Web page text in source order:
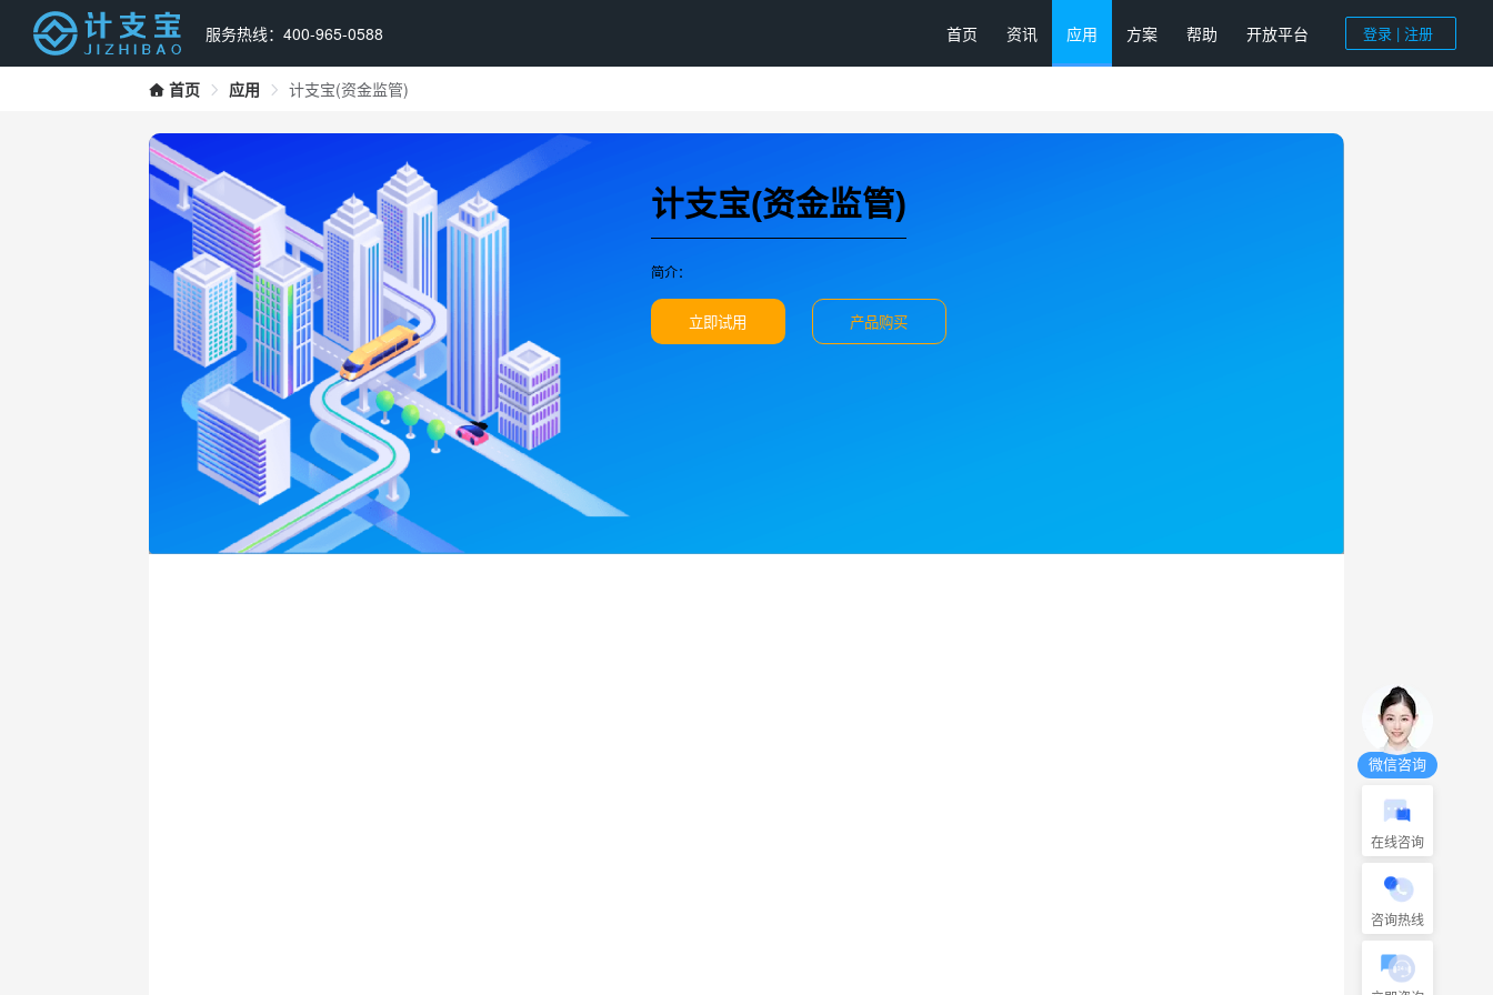
服务热线：400-965-0588 首页 资讯 应用 方案 帮助 开放平台 登录 | 注册
首页 应用 计支宝(资金监管)
计支宝(资金监管)
简介：
立即试用 产品购买
微信咨询
在线咨询
咨询热线